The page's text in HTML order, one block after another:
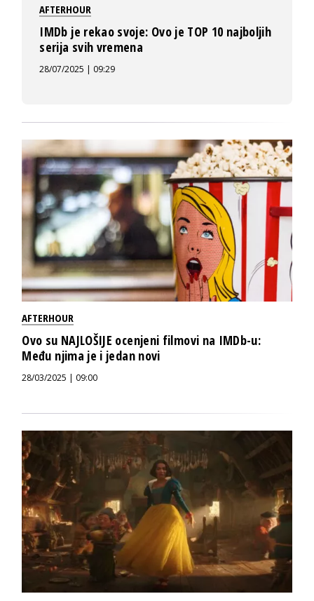
AFTERHOUR
IMDb je rekao svoje: Ovo je TOP 10 najboljih
serija svih vremena
28/07/2025 | 09:29
AFTERHOUR
Ovo su NAJLOŠIJE ocenjeni filmovi na IMDb-u:
Među njima je i jedan novi
28/03/2025 | 09:00